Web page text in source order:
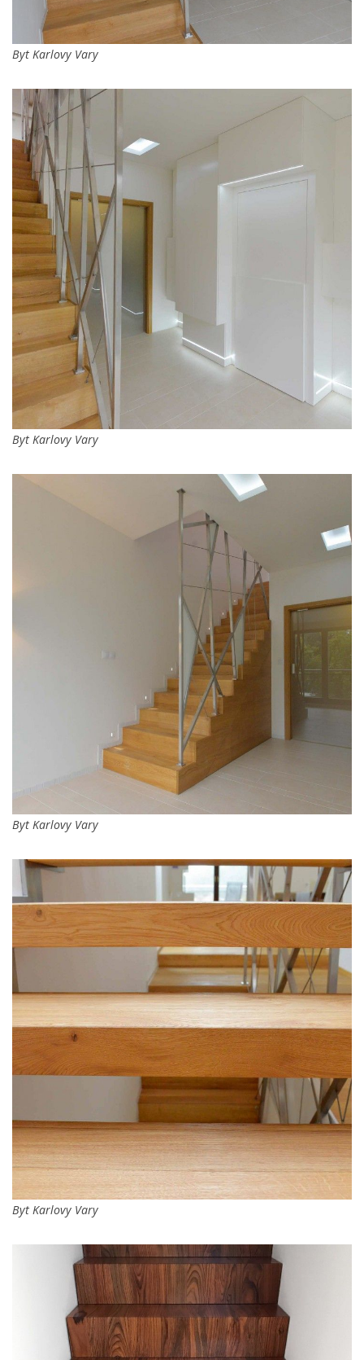
Byt Karlovy Vary
Byt Karlovy Vary
Byt Karlovy Vary
Byt Karlovy Vary